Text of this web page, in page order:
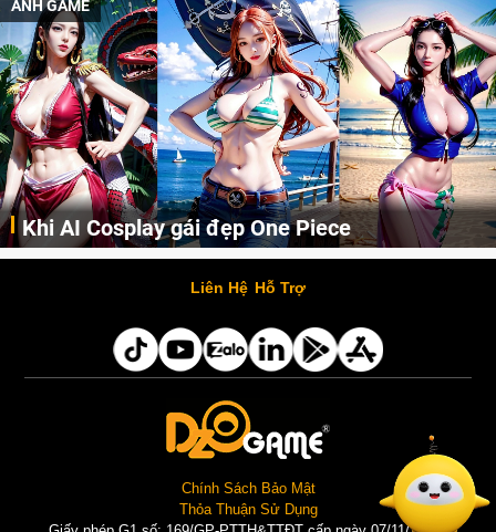
ẢNH GAME
Khi AI Cosplay gái đẹp One Piece
Những cô nàng nóng bỏng Boa Hancock, Nico Robin, Nami, Yamato hay Perona được AI vẽ lại dưới hình thức Cosplay cực kỳ chuẩn chỉnh.
Liên Hệ Hỗ Trợ
Chính Sách Bảo Mật
Thỏa Thuận Sử Dụng